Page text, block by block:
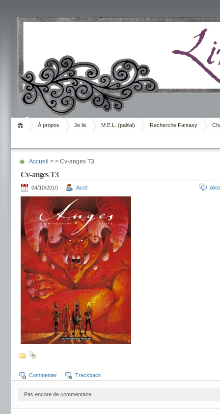
Livrement
À propos Je lis M.E.L. (pal/lal) Recherche Fantasy
Accueil > > Cv-anges T3
Cv-anges T3
04/10/2010 Acr0
Commenter Trackback
Pas encore de commentaire